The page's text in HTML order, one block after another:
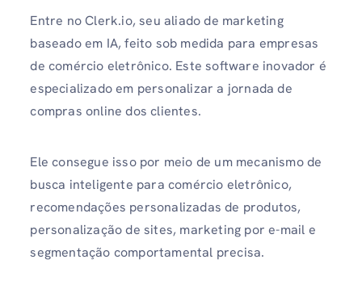
Entre no Clerk.io, seu aliado de marketing
baseado em IA, feito sob medida para empresas
de comércio eletrônico. Este software inovador é
especializado em personalizar a jornada de
compras online dos clientes.
Ele consegue isso por meio de um mecanismo de
busca inteligente para comércio eletrônico,
recomendações personalizadas de produtos,
personalização de sites, marketing por e-mail e
segmentação comportamental precisa.